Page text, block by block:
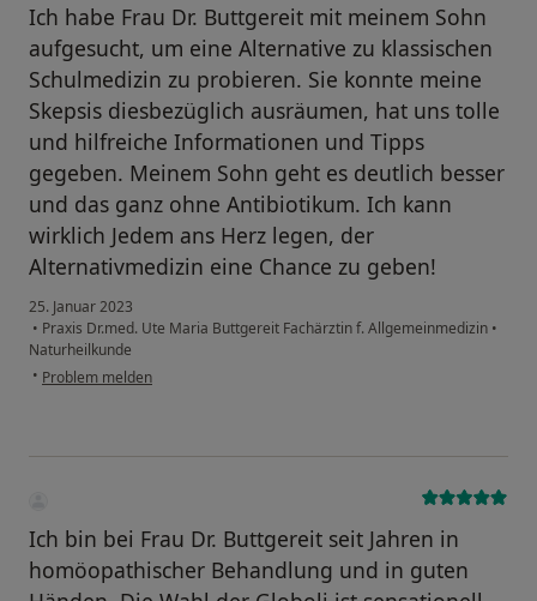
Ich habe Frau Dr. Buttgereit mit meinem Sohn
aufgesucht, um eine Alternative zu klassischen
Schulmedizin zu probieren. Sie konnte meine
Skepsis diesbezüglich ausräumen, hat uns tolle
und hilfreiche Informationen und Tipps
gegeben. Meinem Sohn geht es deutlich besser
und das ganz ohne Antibiotikum. Ich kann
wirklich Jedem ans Herz legen, der
Alternativmedizin eine Chance zu geben!
25. Januar 2023
• Praxis Dr.med. Ute Maria Buttgereit Fachärztin f. Allgemeinmedizin •
Naturheilkunde
• Problem melden
Ich bin bei Frau Dr. Buttgereit seit Jahren in
homöopathischer Behandlung und in guten